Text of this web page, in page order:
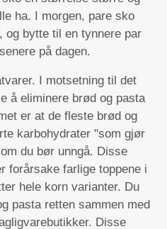
ha. I morgen, pare sko
og bytte til en tynnere par
på dagen.
I motsetning til det
å eliminere brød og pasta
er at de fleste brød og
karbohydrater "som gjør
du bør unngå. Disse
forårsake farlige toppene i
hele korn varianter. Du
pasta retten sammen med
Disse